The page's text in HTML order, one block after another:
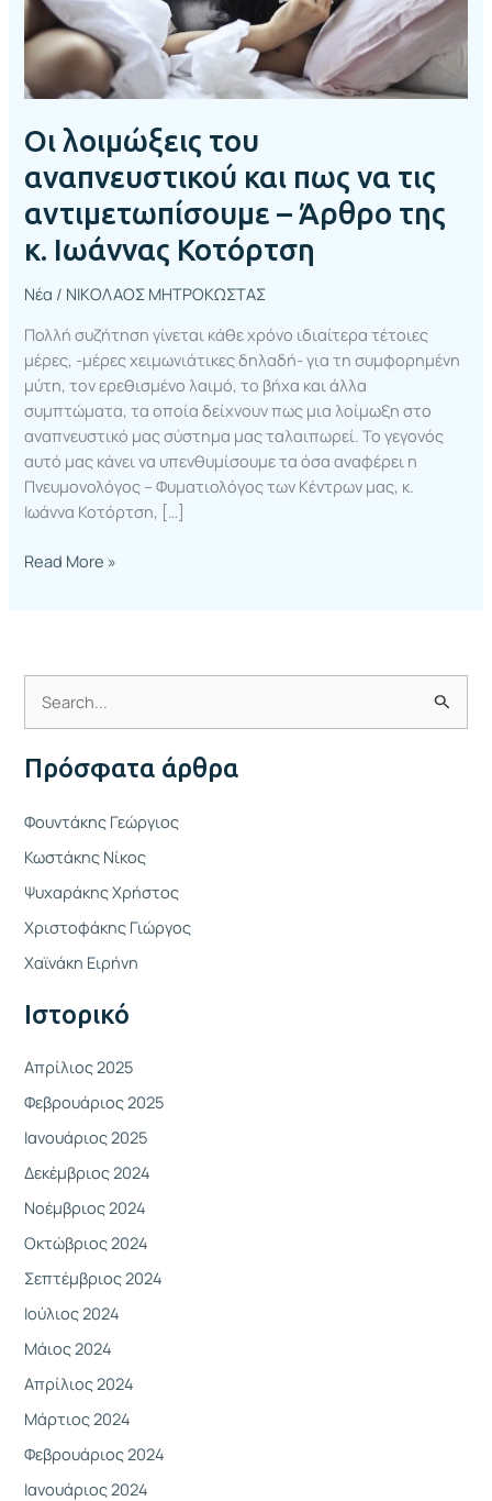
Οι λοιμώξεις του
αναπνευστικού και πως να τις
αντιμετωπίσουμε – Άρθρο της
κ. Ιωάννας Κοτόρτση
Νέα / ΝΙΚΟΛΑΟΣ ΜΗΤΡΟΚΩΣΤΑΣ
Πολλή συζήτηση γίνεται κάθε χρόνο ιδιαίτερα τέτοιες
μέρες, -μέρες χειμωνιάτικες δηλαδή- για τη συμφορημένη
μύτη, τον ερεθισμένο λαιμό, το βήχα και άλλα
συμπτώματα, τα οποία δείχνουν πως μια λοίμωξη στο
αναπνευστικό μας σύστημα μας ταλαιπωρεί. Το γεγονός
αυτό μας κάνει να υπενθυμίσουμε τα όσα αναφέρει η
Πνευμονολόγος – Φυματιολόγος των Κέντρων μας, κ.
Ιωάννα Κοτόρτση, […]
αντιμετωπίσουμε
–
Άρθρο
της
Ιωάννας
Κοτόρτση
Read More »
ν
α
ή
τ
η
σ
η
ι
Πρόσφατα άρθρα
Φουντάκης Γεώργιος
Κωστάκης Νίκος
Ψυχαράκης Χρήστος
Χριστοφάκης Γιώργος
Χαϊνάκη Ειρήνη
Ιστορικό
Απρίλιος 2025
Φεβρουάριος 2025
Ιανουάριος 2025
Δεκέμβριος 2024
Νοέμβριος 2024
Οκτώβριος 2024
Σεπτέμβριος 2024
Ιούλιος 2024
Μάιος 2024
Απρίλιος 2024
Μάρτιος 2024
Φεβρουάριος 2024
Ιανουάριος 2024